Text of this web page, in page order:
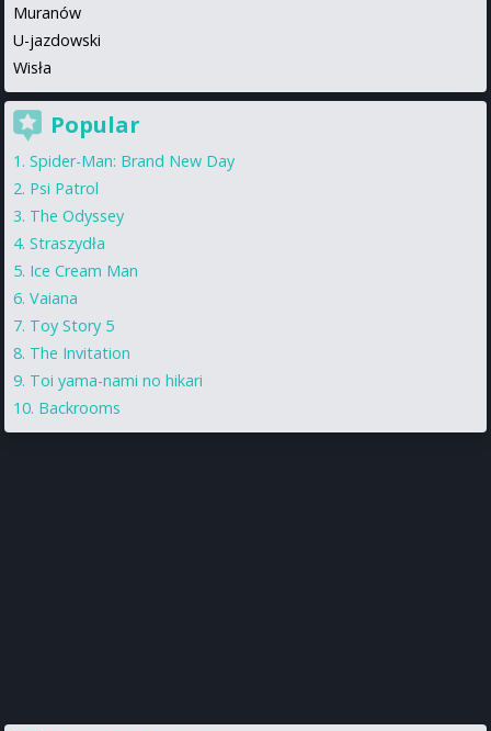
Muranów
U-jazdowski
Wisła
Popular
Spider-Man: Brand New Day
Psi Patrol
The Odyssey
Straszydła
Ice Cream Man
Vaiana
Toy Story 5
The Invitation
Toi yama-nami no hikari
Backrooms